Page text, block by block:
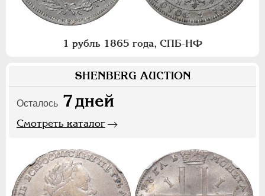
1 рубль 1865 года, СПБ-НФ
SHENBERG AUCTION
Осталось 7дней
Смотреть каталог